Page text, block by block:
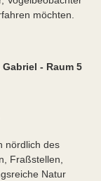
möchten.
- Raum 5
nördlich des
Fraßstellen,
Natur